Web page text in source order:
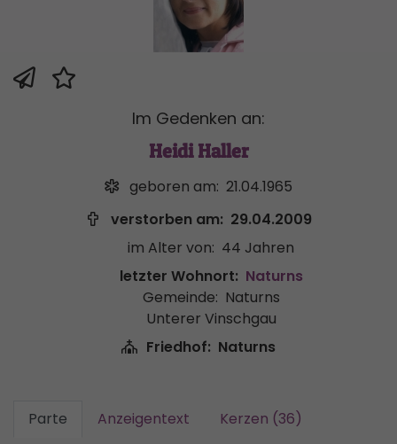
Im Gedenken an:
Heidi Haller
geboren am: 21.04.1965
verstorben am: 29.04.2009
im Alter von: 44 Jahren
letzter Wohnort: Naturns
Gemeinde: Naturns
Unterer Vinschgau
Friedhof: Naturns
Parte Anzeigentext
Kerzen (36)